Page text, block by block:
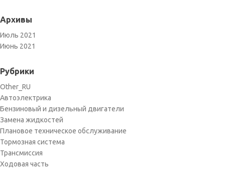
Архивы
Июль 2021
Июнь 2021
Рубрики
Other_RU
Автоэлектрика
Бензиновый и дизельный двигатели
Замена жидкостей
Плановое техническое обслуживание
Тормозная система
Трансмиссия
Ходовая часть